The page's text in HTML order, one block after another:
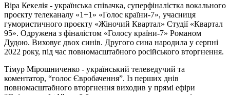
Віра Кекелія - українська співачка, суперфіналістка вокального
проєкту телеканалу «1+1» «Голос країни-7», учасниця
гумористичного проєкту «Жіночий Квартал» Студії «Квартал
95». Одружена з фіналістом «Голосу країни-7» Романом
Дудою. Виховує двох синів. Другого сина народила у серпні
2022 року, під час повномасштабного російського вторгнення.
Тімур Мірошниченко - український телеведучий та
коментатор, “голос Євробачення”. Із перших днів
повномасштабного вторгнення виходив у прямі ефіри